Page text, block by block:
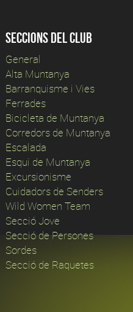
Seccions del club
General
Alta Muntanya
Barranquisme i Vies
Ferrades
Bicicleta de Muntanya
Corredors de Muntanya
Escalada
Esqui de Muntanya
Excursionisme
Cuidadors de Senders
Wild Women Team
Secció Jove
Secció de Persones
Sordes
Secció de Raquetes